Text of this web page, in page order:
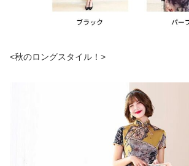
<秋のロングスタイル！>